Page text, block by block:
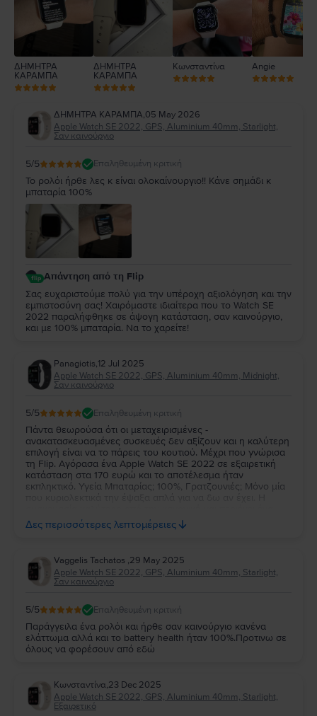
ΔΗΜΗΤΡΑ
ΚΑΡΑΜΠΑ
ΔΗΜΗΤΡΑ
ΚΑΡΑΜΠΑ
Κωνσταντίνα Angie
ΔΗΜΗΤΡΑ ΚΑΡΑΜΠΑ,05 May 2026
Apple Watch SE 2022, GPS, Aluminium 40mm, Starlight,
Σαν καινούργιο
5/5 Επαληθευμένη κριτική
Το ρολόι ήρθε λες κ είναι ολοκαίνουργιο!! Κάνε σημάδι κ
μπαταρία 100%
Απάντηση από τη Flip
Σας ευχαριστούμε πολύ για την υπέροχη αξιολόγηση και την
εμπιστοσύνη σας! Χαιρόμαστε ιδιαίτερα που το Watch SE
2022 παραλήφθηκε σε άψογη κατάσταση, σαν καινούργιο,
και με 100% μπαταρία. Να το χαρείτε!
Panagiotis,12 Jul 2025
Apple Watch SE 2022, GPS, Aluminium 40mm, Midnight,
Σαν καινούργιο
5/5 Επαληθευμένη κριτική
Πάντα θεωρούσα ότι οι μεταχειρισμένες -
ανακατασκευασμένες συσκευές δεν αξίζουν και η καλύτερη
επιλογή είναι να το πάρεις του κουτιού. Μέχρι που γνώρισα
τη Flip. Αγόρασα ένα Apple Watch SE 2022 σε εξαιρετική
κατάσταση στα 170 ευρώ και το αποτέλεσμα ήταν
εκπληκτικό. Υγεία Μπαταρίας; 100%, Γρατζουνιές; Μόνο μία
after market μαγνητικό υφασμάτινο (παρακαλώ) καλώδιο
φόρτισης 2 λουράκια (για να ταιριάζει τέλεια στον καρπό
αυτοκόλλητα της Flip. Ο χρόνος αποστολής ήταν 3
εργάσιμες. Συμπερασματικά, έμεινα πάρα πολύ
ικανοποιημένος με τη flip και την συσκευή που αγόρασα και
συνιστώ ανεπιφύλακτα για αγορά φθηνά και καλά!
Δες περισσότερες λεπτομέρειες
Vaggelis Tachatos ,29 May 2025
Apple Watch SE 2022, GPS, Aluminium 40mm, Starlight,
Σαν καινούργιο
5/5 Επαληθευμένη κριτική
Παράγγειλα ένα ρολόι και ήρθε σαν καινούργιο κανένα
ελάττωμα αλλά και το battery health ήταν 100%.Προτινω σε
όλους να φορέσουν από εδώ
Κωνσταντίνα,23 Dec 2025
Apple Watch SE 2022, GPS, Aluminium 40mm, Starlight,
Εξαιρετικό